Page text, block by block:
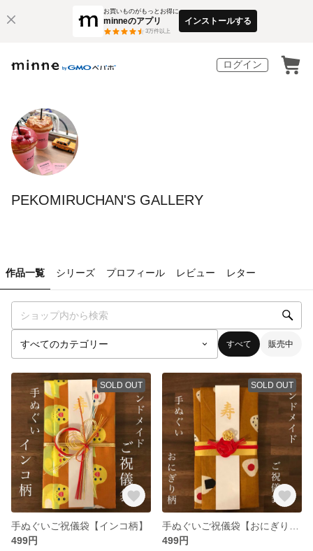
お買いものがもっとお得に
minneのアプリ
3万件以上
インストールする
ログイン
PEKOMIRUCHAN'S GALLERY
作品一覧 シリーズ プロフィール レビュー レター
すべて 販売中
SOLD OUT
手ぬぐいご祝儀袋【インコ柄】
499円
SOLD OUT
499円